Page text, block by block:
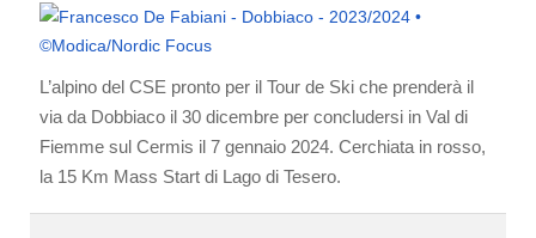
L’alpino del CSE pronto per il Tour de Ski che prenderà il
via da Dobbiaco il 30 dicembre per concludersi in Val di
Fiemme sul Cermis il 7 gennaio 2024. Cerchiata in rosso,
la 15 Km Mass Start di Lago di Tesero.